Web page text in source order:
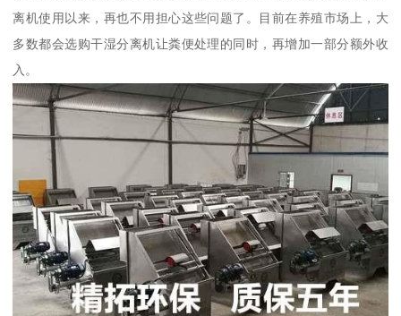
离机使用以来，再也不用担心这些问题了。目前在养殖市场上，大
多数都会选购干湿分离机让粪便处理的同时，再增加一部分额外收
入。